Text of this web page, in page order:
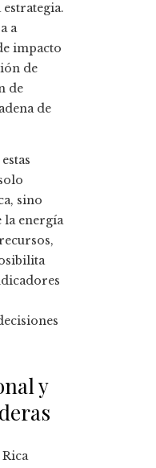
a
impacto
de
de
de
sino
la energía
y